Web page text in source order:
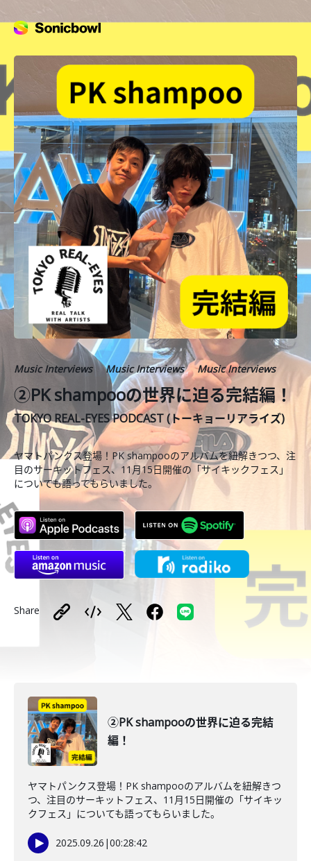
Music Interviews Music Interviews Music Interviews
②PK shampooの世界に迫る完結編！
TOKYO REAL-EYES PODCAST (トーキョーリアライズ)
ヤマトパンクス登場！PK shampooのアルバムを紐解きつつ、注
目のサーキットフェス、11月15日開催の「サイキックフェス」
についても語ってもらいました。
Share
②PK shampooの世界に迫る完結
編！
ヤマトパンクス登場！PK shampooのアルバムを紐解きつ
つ、注目のサーキットフェス、11月15日開催の「サイキッ
クフェス」についても語ってもらいました。
2025.09.26 |00:28:42